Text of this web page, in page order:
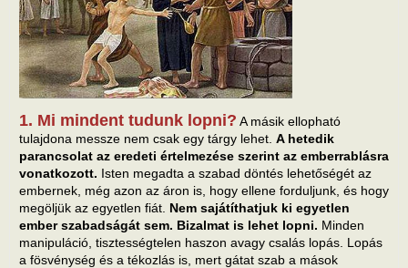
1. Mi mindent tudunk lopni? A másik ellopható
tulajdona messze nem csak egy tárgy lehet. A hetedik
parancsolat az eredeti értelmezése szerint az emberrablásra
vonatkozott. Isten megadta a szabad döntés lehetőségét az
embernek, még azon az áron is, hogy ellene forduljunk, és hogy
megöljük az egyetlen fiát. Nem sajátíthatjuk ki egyetlen
ember szabadságát sem. Bizalmat is lehet lopni. Minden
manipuláció, tisztességtelen haszon avagy csalás lopás. Lopás
a fösvénység és a tékozlás is, mert gátat szab a mások